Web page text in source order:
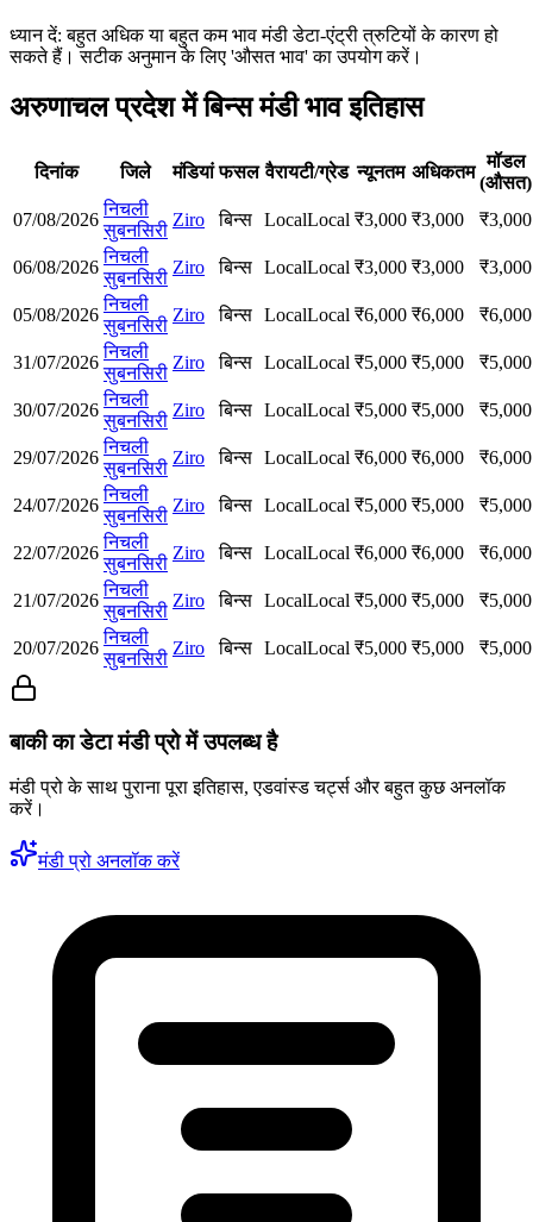
ध्यान दें: बहुत अधिक या बहुत कम भाव मंडी डेटा-एंट्री त्रुटियों के कारण हो
सकते हैं। सटीक अनुमान के लिए 'औसत भाव' का उपयोग करें।
अरुणाचल प्रदेश में बिन्स मंडी भाव इतिहास
दिनांक जिले मंडियां फसल वैरायटी/ग्रेड न्यूनतम अधिकतम
मॉडल
(औसत)
07/08/2026
निचली
सुबनसिरी
Ziro बिन्स LocalLocal ₹3,000 ₹3,000 ₹3,000
06/08/2026
निचली
सुबनसिरी
Ziro बिन्स LocalLocal ₹3,000 ₹3,000 ₹3,000
05/08/2026
निचली
सुबनसिरी
Ziro बिन्स LocalLocal ₹6,000 ₹6,000 ₹6,000
31/07/2026
निचली
सुबनसिरी
Ziro बिन्स LocalLocal ₹5,000 ₹5,000 ₹5,000
30/07/2026
निचली
सुबनसिरी
Ziro बिन्स LocalLocal ₹5,000 ₹5,000 ₹5,000
29/07/2026
निचली
सुबनसिरी
Ziro बिन्स LocalLocal ₹6,000 ₹6,000 ₹6,000
24/07/2026
निचली
सुबनसिरी
Ziro बिन्स LocalLocal ₹5,000 ₹5,000 ₹5,000
22/07/2026
निचली
सुबनसिरी
Ziro बिन्स LocalLocal ₹6,000 ₹6,000 ₹6,000
21/07/2026
निचली
सुबनसिरी
Ziro बिन्स LocalLocal ₹5,000 ₹5,000 ₹5,000
20/07/2026
निचली
सुबनसिरी
Ziro बिन्स LocalLocal ₹5,000 ₹5,000 ₹5,000
बाकी का डेटा मंडी प्रो में उपलब्ध है
मंडी प्रो के साथ पुराना पूरा इतिहास, एडवांस्ड चर्ट्स और बहुत कुछ अनलॉक
करें।
मंडी प्रो अनलॉक करें